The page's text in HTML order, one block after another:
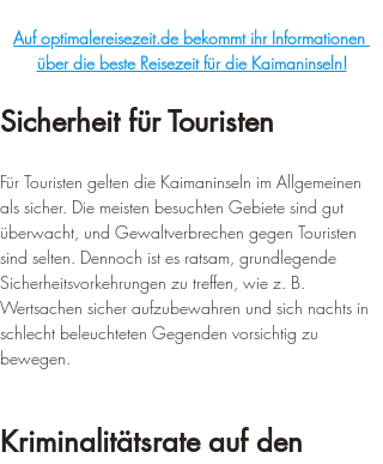
Auf optimalereisezeit.de bekommt ihr Informationen
über die beste Reisezeit für die Kaimaninseln!
Sicherheit für Touristen
Für Touristen gelten die Kaimaninseln im Allgemeinen
als sicher. Die meisten besuchten Gebiete sind gut
überwacht, und Gewaltverbrechen gegen Touristen
sind selten. Dennoch ist es ratsam, grundlegende
Sicherheitsvorkehrungen zu treffen, wie z. B.
Wertsachen sicher aufzubewahren und sich nachts in
schlecht beleuchteten Gegenden vorsichtig zu
bewegen.
Kriminalitätsrate auf den